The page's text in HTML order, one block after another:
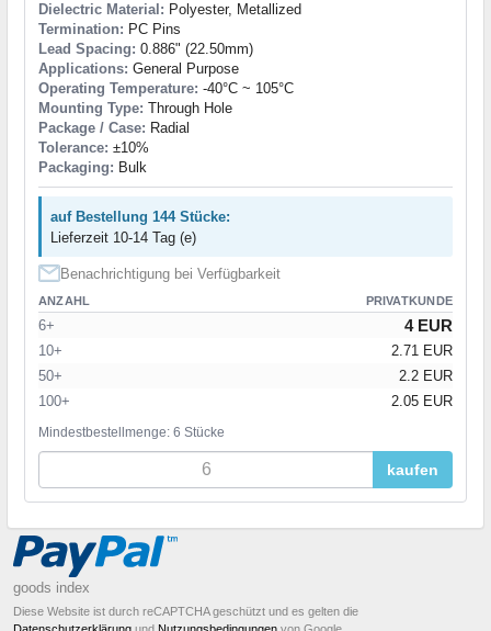
Dielectric Material: Polyester, Metallized
Termination: PC Pins
Lead Spacing: 0.886" (22.50mm)
Applications: General Purpose
Operating Temperature: -40°C ~ 105°C
Mounting Type: Through Hole
Package / Case: Radial
Tolerance: ±10%
Packaging: Bulk
auf Bestellung 144 Stücke:
Lieferzeit 10-14 Tag (e)
Benachrichtigung bei Verfügbarkeit
ANZAHL PRIVATKUNDE
6+ 4 EUR
10+
2.71 EUR
50+
2.2 EUR
100+
2.05 EUR
Mindestbestellmenge: 6 Stücke
kaufen
goods index
Diese Website ist durch reCAPTCHA geschützt und es gelten die